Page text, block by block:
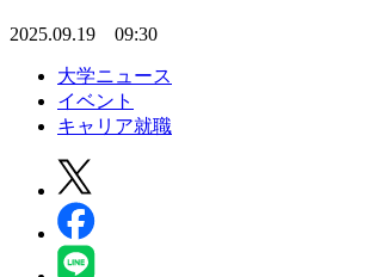
2025.09.19 09:30
大学ニュース
イベント
キャリア就職